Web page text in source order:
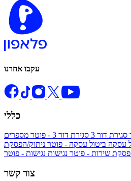
עקבו אחרנו
כללי
סגירת דור 3 סגירת דור 3 - פוטר
מספרים
עסקה ביטול עסקה - פוטר ניתוק/הפסקת
שירות - פוטר נגישות
צור קשר